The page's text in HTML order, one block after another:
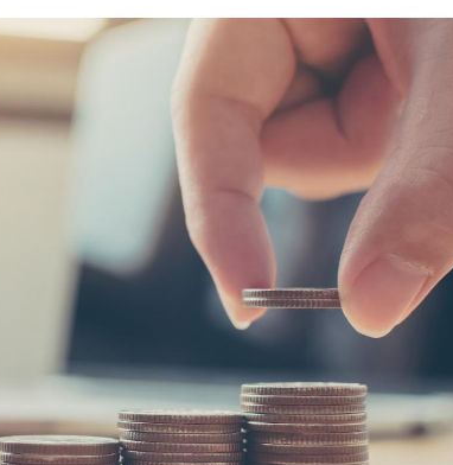
が減ってしまう？
期間も加味して決めよう
給開始年齢を決めよう